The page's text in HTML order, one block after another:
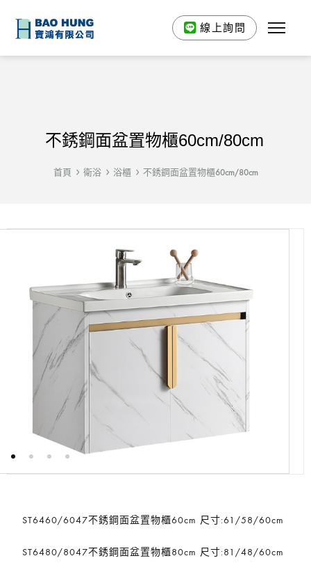
線上詢問
不銹鋼面盆置物櫃60cm/80cm
首頁 衛浴 浴櫃 不銹鋼面盆置物櫃60cm/80cm
ST6460/6047不銹鋼面盆置物櫃60cm 尺寸:61/58/60cm
ST6480/8047不銹鋼面盆置物櫃80cm 尺寸:81/48/60cm